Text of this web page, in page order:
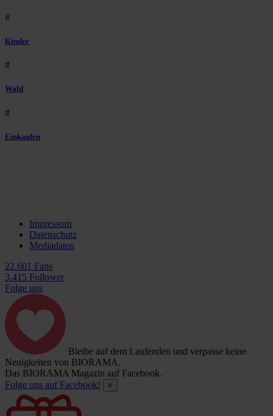
#
Kinder
#
Wald
#
Einkaufen
Impressum
Datenschutz
Mediadaten
22.601 Fans
3.415 Follower
Folge uns
Bleibe auf dem Laufenden und verpasse keine
Neuigkeiten von BIORAMA.
Das BIORAMA Magazin auf Facebook.
Folge uns auf Facebook!
×